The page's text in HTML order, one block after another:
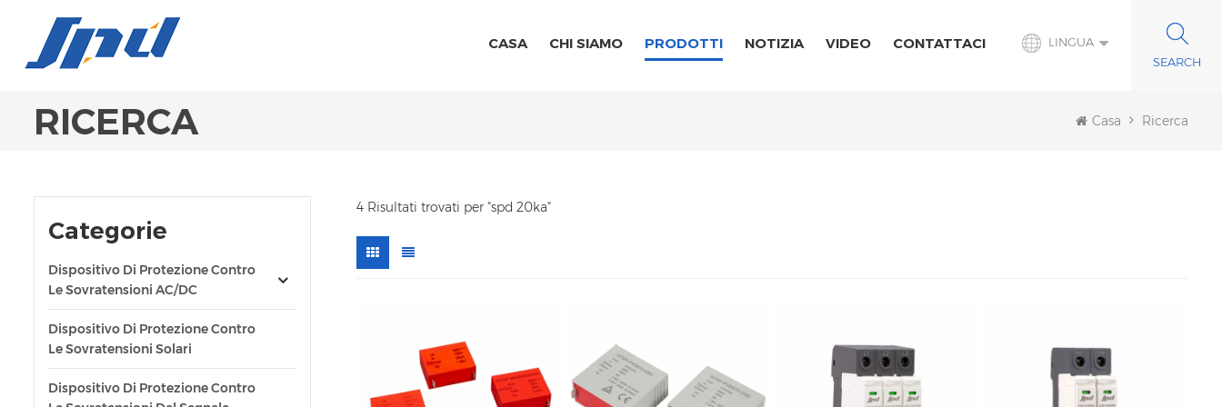
LINGUA
CASA CHI SIAMO PRODOTTI NOTIZIA VIDEO CONTATTACI
RICERCA Casa Ricerca
Categorie
Dispositivo Di Protezione Contro
Le Sovratensioni AC/DC
Dispositivo Di Protezione Contro
Le Sovratensioni Solari
Dispositivo Di Protezione Contro
4 Risultati trovati per "spd 20ka"